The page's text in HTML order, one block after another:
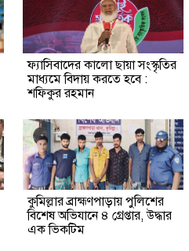
ফ্যাসিবাদের কালো ছায়া সংস্কৃতির
মাধ্যমে বিদায় করতে হবে :
শফিকুর রহমান
কুমিল্লার ব্রাহ্মণপাড়ায় পুলিশের
বিশেষ অভিযানে ৪ গ্রেপ্তার, উদ্ধার
এক ভিকটিম